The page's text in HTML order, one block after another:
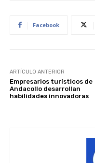
Facebook
ARTÍCULO ANTERIOR
Empresarios turísticos de
Andacollo desarrollan
habilidades innovadoras